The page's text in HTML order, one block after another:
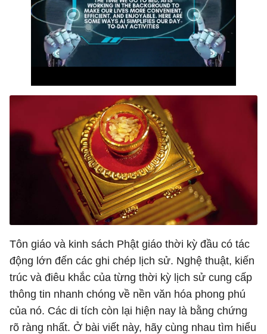
Tôn giáo và kinh sách Phật giáo thời kỳ đầu có tác
động lớn đến các ghi chép lịch sử. Nghệ thuật, kiến ​​
trúc và điêu khắc của từng thời kỳ lịch sử cung cấp
thông tin nhanh chóng về nền văn hóa phong phú
của nó. Các di tích còn lại hiện nay là bằng chứng
rõ ràng nhất. Ở bài viết này, hãy cùng nhau tìm hiểu